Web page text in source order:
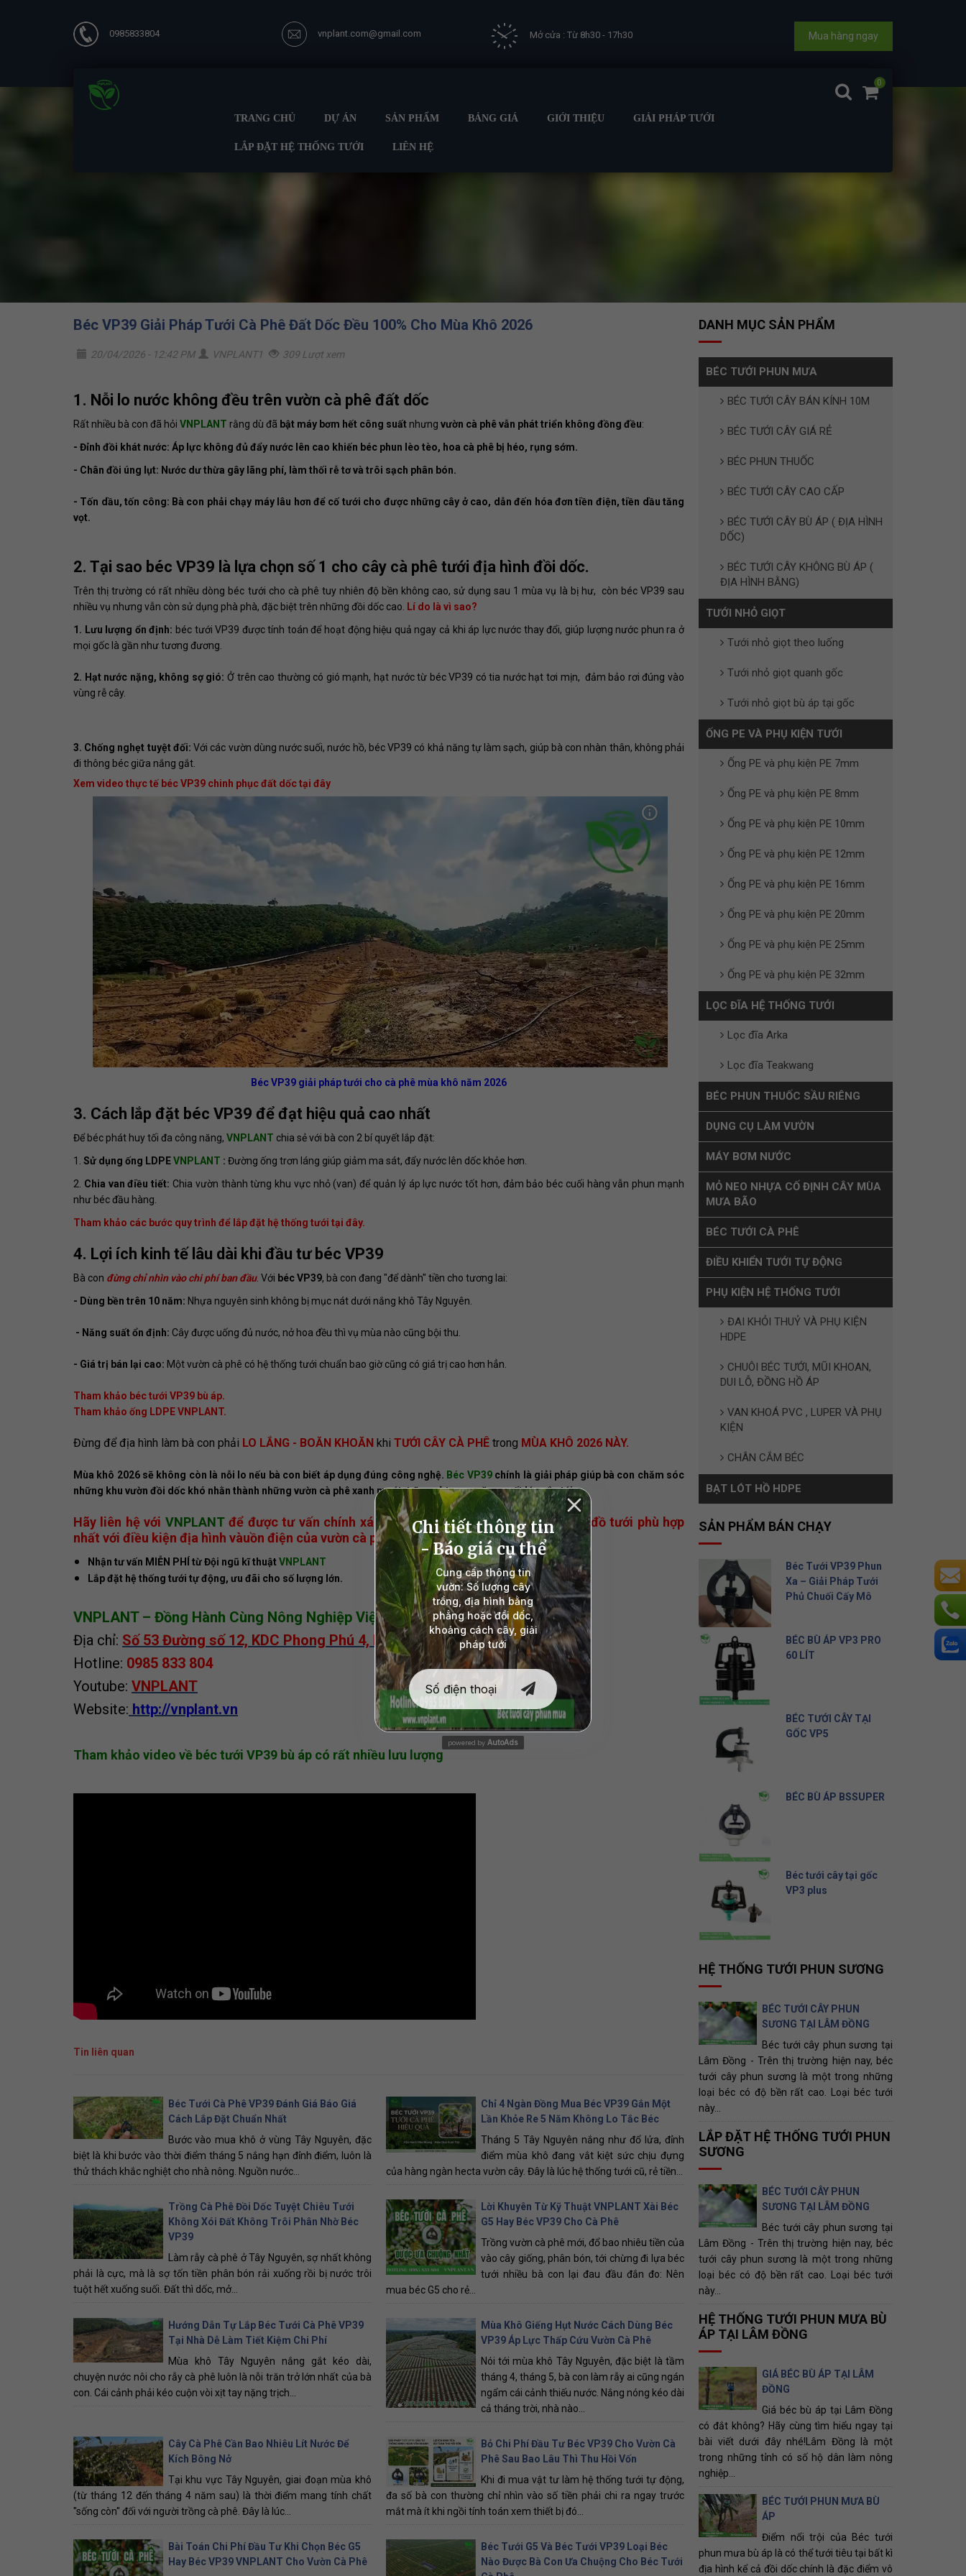
0985833804 vnplant.com@gmail.com Mở cửa : Từ 8h30 - 17h30 Mua hàng ngay
0
TRANG CHỦ DỰ ÁN SẢN PHẨM BẢNG GIÁ GIỚI THIỆU GIẢI PHÁP TƯỚI
LẮP ĐẶT HỆ THỐNG TƯỚI LIÊN HỆ
Béc VP39 Giải Pháp Tưới Cà Phê Đất Dốc Đều 100% Cho Mùa Khô 2026
20/04/2026 - 12:42 PM VNPLANT1 309 Lượt xem
1. Nỗi lo nước không đều trên vườn cà phê đất dốc
Rất nhiều bà con đã hỏi VNPLANT rằng dù đã bật máy bơm hết công suất nhưng vườn cà phê vẫn phát triển không đồng đều:
- Đỉnh đồi khát nước: Áp lực không đủ đẩy nước lên cao khiến béc phun lèo tèo, hoa cà phê bị héo, rụng sớm.
- Chân đồi úng lụt: Nước dư thừa gây lãng phí, làm thối rễ tơ và trôi sạch phân bón.
- Tốn dầu, tốn công: Bà con phải chạy máy lâu hơn để cố tưới cho được những cây ở cao, dẫn đến hóa đơn tiền điện, tiền dầu tăng
vọt.
2. Tại sao béc VP39 là lựa chọn số 1 cho cây cà phê tưới địa hình đồi dốc.
Trên thị trường có rất nhiều dòng béc tưới cho cà phê tuy nhiên độ bền không cao, sử dụng sau 1 mùa vụ là bị hư, còn béc VP39 sau
nhiều vụ nhưng vẫn còn sử dụng phà phà, đặc biệt trên những đồi dốc cao.
Lí do là vì sao?
1. Lưu lượng ổn định: béc tưới VP39 được tính toán để hoạt động hiệu quả ngay cả khi áp lực nước thay đổi, giúp lượng nước phun ra ở
mọi gốc là gần như tương đương.
2. Hạt nước nặng, không sợ gió: Ở trên cao thường có gió mạnh, hạt nước từ béc VP39 có tia nước hạt tơi mịn, đảm bảo rơi đúng vào
vùng rễ cây.
3. Chống nghẹt tuyệt đối:Với các vườn dùng nước suối, nước hồ, béc VP39 có khả năng tự làm sạch, giúp bà con nhàn thân, không phải
đi thông béc giữa nắng gắt.
Xem video thực tế béc VP39 chinh phục đất dốc tại đây
Béc VP39 giải pháp tưới cho cà phê mùa khô năm 2026
3. Cách lắp đặt béc VP39 để đạt hiệu quả cao nhất
Để béc phát huy tối đa công năng, VNPLANT chia sẻ với bà con 2 bí quyết lắp đặt:
1. Sử dụng ống LDPEVNPLANT : Đường ống trơn láng giúp giảm ma sát, đẩy nước lên dốc khỏe hơn.
2. Chia van điều tiết: Chia vườn thành từng khu vực nhỏ (van) để quản lý áp lực nước tốt hơn, đảm bảo béc cuối hàng vẫn phun mạnh
như béc đầu hàng.
Tham khảo các bước quy trình để lắp đặt hệ thống tưới tại đây.
4. Lợi ích kinh tế lâu dài khi đầu tư béc VP39
Bà con đừng chỉ nhìn vào chi phí ban đầu. Với béc VP39, bà con đang "để dành" tiền cho tương lai:
- Dùng bền trên 10 năm: Nhựa nguyên sinh không bị mục nát dưới nắng khô Tây Nguyên.
- Năng suất ổn định: Cây được uống đủ nước, nở hoa đều thì vụ mùa nào cũng bội thu.
- Giá trị bán lại cao: Một vườn cà phê có hệ thống tưới chuẩn bao giờ cũng có giá trị cao hơn hẳn.
Tham khảo béc tưới VP39 bù áp.
Tham khảo ống LDPE VNPLANT.
Đừng để địa hình làm bà con phải LO LẮNG - BOĂN KHOĂN khi TƯỚI CÂY CÀ PHÊ trong MÙA KHÔ 2026 NÀY.
Mùa khô 2026 sẽ không còn là nỗi lo nếu bà con biết áp dụng đúng công nghệ. Béc VP39chính là giải pháp giúp bà con chăm sóc
những khu vườn đồi dốc khó nhằn thành những vườn cà phê xanh mướt, trĩu quả tạo ra năng suất lớn sắp tới.
Hãy liên hệ với VNPLANTđể được tư vấn chính xác lưu lượng béc VP39 và thiết kế sơ đồ tưới phù hợp
nhất với điều kiện địa hình vàuồn điện của vườn cà phê của bạn!
Nhận tư vấn MIỄN PHÍ từ Đội ngũ kĩ thuậtVNPLANT
Lắp đặt hệ thống tưới tự động, ưu đãi cho số lượng lớn.
VNPLANT – Đồng Hành Cùng Nông Nghiệp Việt Nam Phát Triển!
Địa chỉ: Số 53 Đường số 12, KDC Phong Phú 4, Phong Phú, Bình Chánh, TPHCM
Hotline: 0985 833 804
Youtube: VNPLANT
Website: http://vnplant.vn
Tham khảo video về béc tưới VP39 bù áp có rất nhiều lưu lượng
Tin liên quan
Béc Tưới Cà Phê VP39 Đánh Giá Báo Giá
Cách Lắp Đặt Chuẩn Nhất
Bước vào mua khô ở vùng Tây Nguyên, đặc
biệt là khi bước vào thời điểm tháng 5 nắng hạn đỉnh điểm, luôn là
thử thách khắc nghiệt cho nhà nông. Nguồn nước...
Chỉ 4 Ngàn Đồng Mua Béc VP39 Gắn Một
Lần Khỏe Re 5 Năm Không Lo Tắc Béc
Tháng 5 Tây Nguyên nắng như đổ lửa, đỉnh
điểm mùa khô đang vắt kiệt sức chịu đựng
của hàng ngàn hecta vườn cây. Đây là lúc hệ thống tưới cũ, rẻ tiền...
Trồng Cà Phê Đồi Dốc Tuyệt Chiêu Tưới
Không Xói Đất Không Trôi Phân Nhờ Béc
VP39
Làm rẫy cà phê ở Tây Nguyên, sợ nhất không
phải là cực, mà là sợ tốn tiền phân bón rải xuống rồi bị nước trôi
tuột hết xuống suối. Đất thì dốc, mở...
Lời Khuyên Từ Kỹ Thuật VNPLANT Xài Béc
G5 Hay Béc VP39 Cho Cà Phê
Trồng vườn cà phê mới, đổ bao nhiêu tiền của
vào cây giống, phân bón, tới chừng đi lựa béc
tưới nhiều bà con lại đau đầu đắn đo: Nên
mua béc G5 cho rẻ...
Hướng Dẫn Tự Lắp Béc Tưới Cà Phê VP39
Tại Nhà Dễ Làm Tiết Kiệm Chi Phí
Mùa khô Tây Nguyên nắng gắt kéo dài,
chuyện nước nôi cho rẫy cà phê luôn là nỗi trăn trở lớn nhất của bà
con. Cái cảnh phải kéo cuộn vòi xịt tay nặng trịch...
Mùa Khô Giếng Hụt Nước Cách Dùng Béc
VP39 Áp Lực Thấp Cứu Vườn Cà Phê
Nói tới mùa khô Tây Nguyên, đặc biệt là tầm
tháng 4, tháng 5, bà con làm rẫy ai cũng ngán
ngẩm cái cảnh thiếu nước. Nắng nóng kéo dài
cả tháng trời, nhà nào...
Cây Cà Phê Cần Bao Nhiêu Lít Nước Để
Kích Bông Nở
Tại khu vực Tây Nguyên, giai đoạn mùa khô
(từ tháng 12 đến tháng 4 năm sau) là thời điểm mang tính chất
"sống còn" đối với người trồng cà phê. Đây là lúc...
Bỏ Chi Phí Đầu Tư Béc VP39 Cho Vườn Cà
Phê Sau Bao Lâu Thì Thu Hồi Vốn
Khi đi mua vật tư làm hệ thống tưới tự động,
đa số bà con thường chỉ nhìn vào số tiền phải chi ra ngay trước
mắt mà ít khi ngồi tính toán xem thiết bị đó...
Bài Toán Chi Phí Đầu Tư Khi Chọn Béc G5
Hay Béc VP39 VNPLANT Cho Vườn Cà Phê
Béc Tưới G5 Và Béc Tưới VP39 Loại Béc
Nào Được Bà Con Ưa Chuộng Cho Béc Tưới
DANH MỤC SẢN PHẨM
BÉC TƯỚI PHUN MƯA
BÉC TƯỚI CÂY BÁN KÍNH 10M
BÉC TƯỚI CÂY GIÁ RẺ
BÉC PHUN THUỐC
BÉC TƯỚI CÂY CAO CẤP
BÉC TƯỚI CÂY BÙ ÁP ( ĐỊA HÌNH
DỐC)
BÉC TƯỚI CÂY KHÔNG BÙ ÁP (
ĐỊA HÌNH BẰNG)
TƯỚI NHỎ GIỌT
Tưới nhỏ giọt theo luống
Tưới nhỏ giọt quanh gốc
Tưới nhỏ giọt bù áp tại gốc
ỐNG PE VÀ PHỤ KIỆN TƯỚI
Ống PE và phụ kiện PE 7mm
Ống PE và phụ kiện PE 8mm
Ống PE và phụ kiện PE 10mm
Ống PE và phụ kiện PE 12mm
Ống PE và phụ kiện PE 16mm
Ống PE và phụ kiện PE 20mm
Ống PE và phụ kiện PE 25mm
Ống PE và phụ kiện PE 32mm
LỌC ĐĨA HỆ THỐNG TƯỚI
Lọc đĩa Arka
Lọc đĩa Teakwang
BÉC PHUN THUỐC SẦU RIÊNG
DỤNG CỤ LÀM VƯỜN
MÁY BƠM NƯỚC
MỎ NEO NHỰA CỐ ĐỊNH CÂY MÙA
MƯA BÃO
BÉC TƯỚI CÀ PHÊ
ĐIỀU KHIỂN TƯỚI TỰ ĐỘNG
PHỤ KIỆN HỆ THỐNG TƯỚI
ĐAI KHỎI THUỶ VÀ PHỤ KIỆN
HDPE
CHUÔI BÉC TƯỚI, MŨI KHOAN,
DUI LỖ, ĐỒNG HỒ ÁP
VAN KHOÁ PVC , LUPER VÀ PHỤ
KIỆN
CHÂN CẮM BÉC
BẠT LÓT HỒ HDPE
SẢN PHẨM BÁN CHẠY
Béc Tưới VP39 Phun
Xa – Giải Pháp Tưới
Phủ Chuối Cấy Mô
BÉC BÙ ÁP VP3 PRO
60 LÍT
BÉC TƯỚI CÂY TẠI
GỐC VP5
BÉC BÙ ÁP BSSUPER
Béc tưới cây tại gốc
VP3 plus
HỆ THỐNG TƯỚI PHUN SƯƠNG
BÉC TƯỚI CÂY PHUN
SƯƠNG TẠI LÂM ĐỒNG
Béc tưới cây phun sương tại
Lâm Đồng - Trên thị trường hiện nay, béc
tưới cây phun sương là một trong những
loại béc có độ bền rất cao. Loại béc tưới
này...
LẮP ĐẶT HỆ THỐNG TƯỚI PHUN
SƯƠNG
BÉC TƯỚI CÂY PHUN
SƯƠNG TẠI LÂM ĐỒNG
Béc tưới cây phun sương tại
Lâm Đồng - Trên thị trường hiện nay, béc
tưới cây phun sương là một trong những
loại béc có độ bền rất cao. Loại béc tưới
này...
HỆ THỐNG TƯỚI PHUN MƯA BÙ
ÁP TẠI LÂM ĐỒNG
GIÁ BÉC BÙ ÁP TẠI LÂM
ĐỒNG
Giá béc bù áp tại Lâm Đồng
có đắt không? Hãy cùng tìm hiểu ngay tại
bài viết dưới đây nhé!Lâm Đồng là một
trong những tỉnh có số hộ dân làm nông
nghiệp...
BÉC TƯỚI PHUN MƯA BÙ
ÁP
Điểm nổi trội của Béc tưới
phun mưa bù áp là có thể tưới tiêu tại bất kì
địa hình kể cả đồi dốc chính là đặc điểm vô
powered by AutoAds